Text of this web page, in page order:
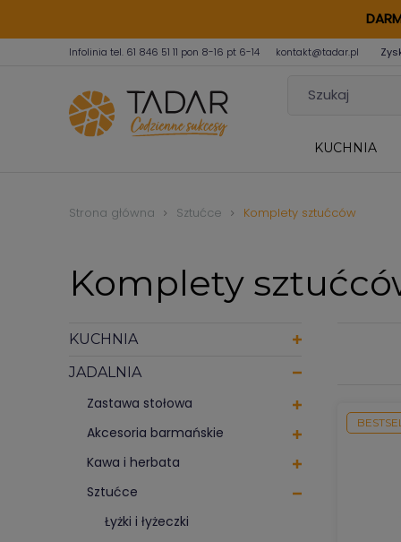
Infolinia tel. 61 846 51 11 pon 8-16 pt 6-14 kontakt@tadar.pl
KUCHNIA
Strona główna Sztućce Komplety sztućców
Komplety
KUCHNIA
JADALNIA
Zastawa stołowa
Akcesoria barmańskie
Kawa i herbata
Sztućce
Łyżki i łyżeczki